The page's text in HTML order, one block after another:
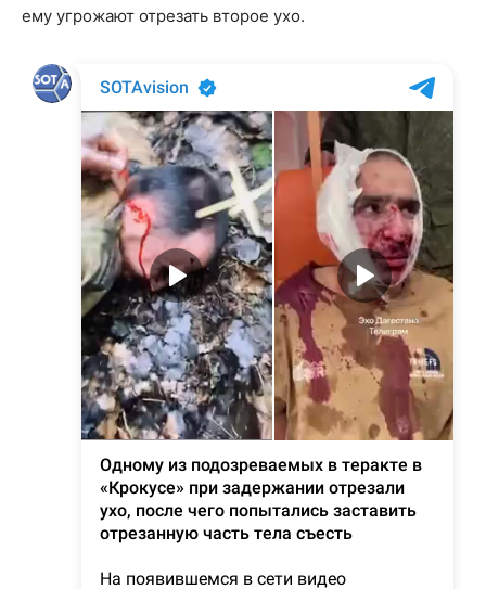
ему угрожают отрезать второе ухо.